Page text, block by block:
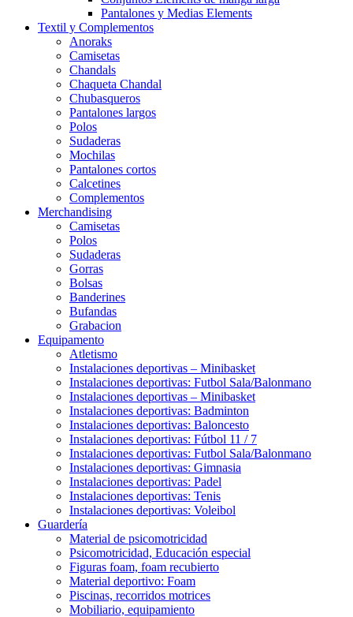
Pantalones y Medias Elements
Textil y Complementos
Anoraks
Camisetas
Chandals
Chaqueta Chandal
Chubasqueros
Pantalones largos
Polos
Sudaderas
Mochilas
Pantalones cortos
Calcetines
Complementos
Merchandising
Camisetas
Polos
Sudaderas
Gorras
Bolsas
Banderines
Bufandas
Grabacion
Equipamento
Atletismo
Instalaciones deportivas – Minibasket
Instalaciones deportivas: Futbol Sala/Balonmano
Instalaciones deportivas – Minibasket
Instalaciones deportivas: Badminton
Instalaciones deportivas: Baloncesto
Instalaciones deportivas: Fútbol 11 / 7
Instalaciones deportivas: Futbol Sala/Balonmano
Instalaciones deportivas: Gimnasia
Instalaciones deportivas: Padel
Instalaciones deportivas: Tenis
Instalaciones deportivas: Voleibol
Guardería
Material de psicomotricidad
Psicomotricidad, Educación especial
Figuras foam, foam recubierto
Material deportivo: Foam
Piscinas, recorridos motrices
Mobiliario, equipamiento